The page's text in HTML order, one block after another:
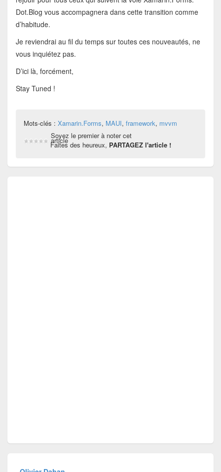
Dot.Blog vous accompagnera dans cette transition comme
d’habitude.
Je reviendrai au fil du temps sur toutes ces nouveautés, ne
vous inquiétez pas.
D’ici là, forcément,
Stay Tuned !
Mots-clés : Xamarin.Forms, MAUI, framework, mvvm
Soyez le premier à noter cet
article
Faites des heureux, PARTAGEZ l'article !